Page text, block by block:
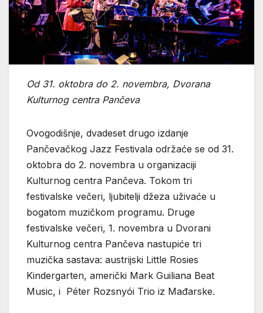
Od 31. oktobra do 2. novembra, Dvorana
Kulturnog centra Pančeva
Ovogodišnje, dvadeset drugo izdanje
Pančevačkog Jazz Festivala održaće se od 31.
oktobra do 2. novembra u organizaciji
Kulturnog centra Pančeva. Tokom tri
festivalske večeri, ljubitelji džeza uživaće u
bogatom muzičkom programu. Druge
festivalske večeri, 1. novembra u Dvorani
Kulturnog centra Pančeva nastupiće tri
muzička sastava: austrijski Little Rosies
Kindergarten, američki Mark Guiliana Beat
Music, i Péter Rozsnyói Trio iz Mađarske.